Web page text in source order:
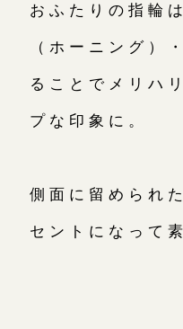
おふたりの指輪
（ホーニング）
ることでメリハ
プな印象に。
側面に留められ
セントになって